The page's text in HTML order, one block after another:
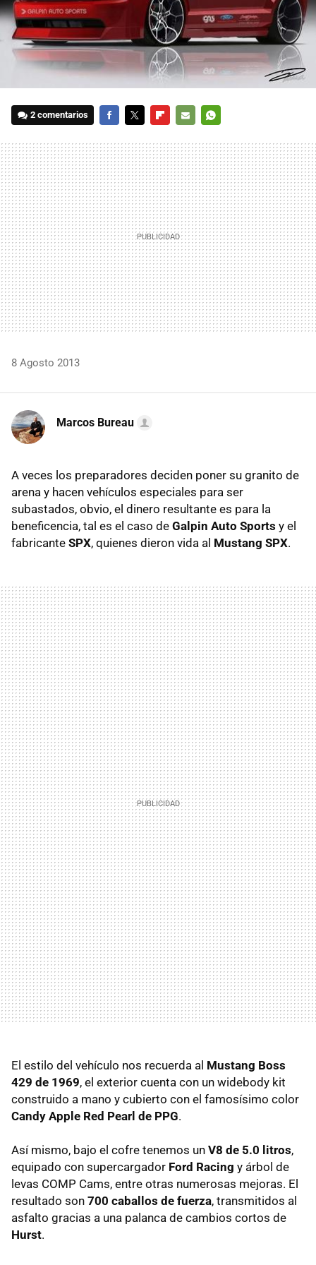
2 comentarios
MAIL
8 Agosto 2013
Marcos Bureau
A veces los preparadores deciden poner su granito de
arena y hacen vehículos especiales para ser
subastados, obvio, el dinero resultante es para la
beneficencia, tal es el caso de Galpin Auto Sports y el
fabricante SPX, quienes dieron vida al Mustang SPX.
El estilo del vehículo nos recuerda al Mustang Boss
429 de 1969, el exterior cuenta con un widebody kit
construido a mano y cubierto con el famosísimo color
Candy Apple Red Pearl de PPG.
Así mismo, bajo el cofre tenemos un V8 de 5.0 litros,
equipado con supercargador Ford Racing y árbol de
levas COMP Cams, entre otras numerosas mejoras. El
resultado son 700 caballos de fuerza, transmitidos al
asfalto gracias a una palanca de cambios cortos de
Hurst.